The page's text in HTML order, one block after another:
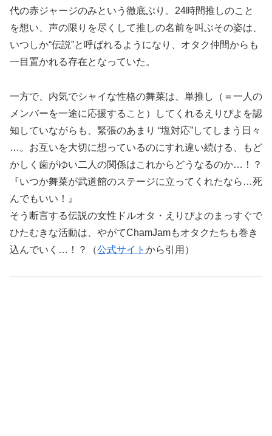
代の赤ジャージのみという徹底ぶり。24時間推しのこと
を想い、声の限りを尽くして推しの名前を叫ぶその姿は、
いつしか“伝説”と呼ばれるようになり、オタク仲間からも
一目置かれる存在となっていた。
一方で、内気でシャイな性格の舞菜は、単推し（＝一人の
メンバーを一途に応援すること）してくれるえりぴよを認
知していながらも、緊張のあまり “塩対応”してしまう日々
…。お互いを大切に想っているのにすれ違い続ける、もど
かしく歯がゆい二人の関係はこれからどうなるのか…！？
『いつか舞菜が武道館のステージに立ってくれたなら…死
んでもいい！』
そう断言する伝説の女性ドルオタ・えりぴよのまっすぐで
ひたむきな活動は、やがてChamJamもオタクたちも巻き
込んでいく…！？（公式サイト から引用）